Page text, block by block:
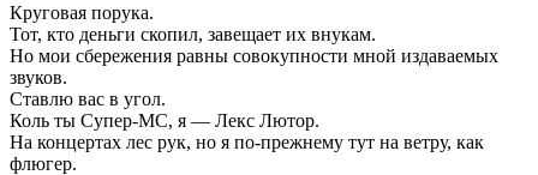
Круговая порука.
Тот, кто деньги скопил, завещает их внукам.
Но мои сбережения равны совокупности мной издаваемых
звуков.
Ставлю вас в угол.
Коль ты Супер-МС, я — Лекс Лютор.
На концертах лес рук, но я по-прежнему тут на ветру, как
флюгер.